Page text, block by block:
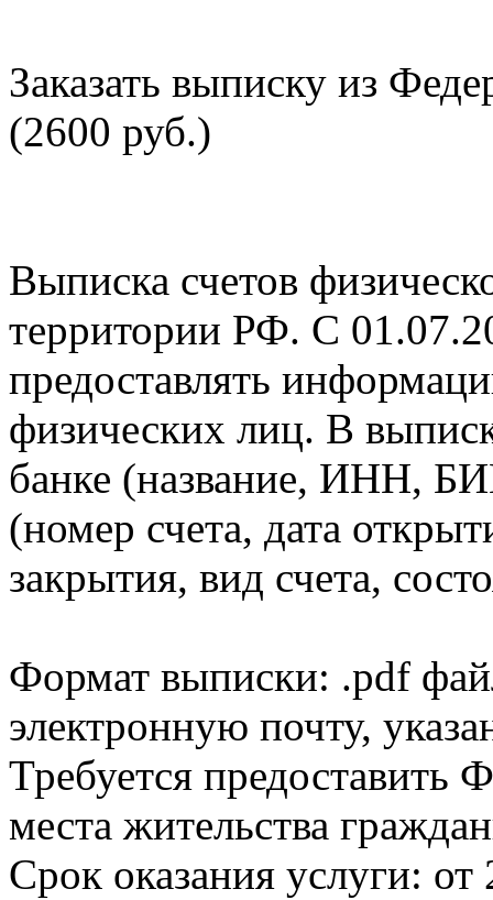
Заказать выписку из
(2600 руб.)
Выписка счетов
территории РФ. С
предоставлять
физических лиц. В
банке (название, ИНН,
(номер счета, дата
закрытия, вид счета,
Формат выписки: .pdf
электронную почту,
Требуется
места жительства
Срок оказания услуги: от